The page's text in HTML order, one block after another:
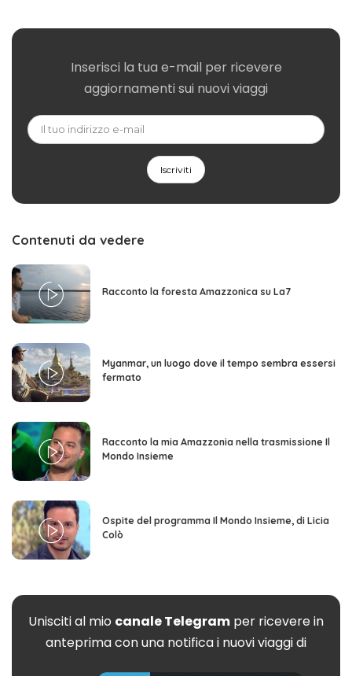
Inserisci la tua e-mail per ricevere
aggiornamenti sui nuovi viaggi
Contenuti da vedere
Racconto la foresta Amazzonica su La7
Myanmar, un luogo dove il tempo sembra essersi
fermato
Racconto la mia Amazzonia nella trasmissione Il
Mondo Insieme
Ospite del programma Il Mondo Insieme, di Licia
Colò
Unisciti al mio canale Telegram per ricevere in
anteprima con una notifica i nuovi viaggi di